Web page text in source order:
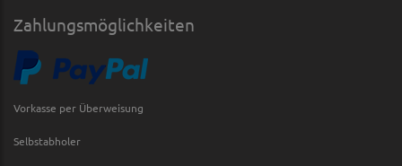
Zahlungsmöglichkeiten
Vorkasse per Überweisung
Selbstabholer